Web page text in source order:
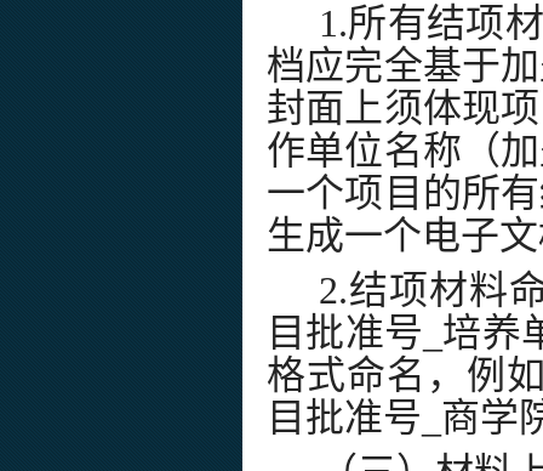
1.所有结项
档应完全基于
封面上须体现
作单位名称（
一个项目的所
生成一个电子
2.结项材料
目批准号_ 培养
格式命名，例
目批准号_ 商学